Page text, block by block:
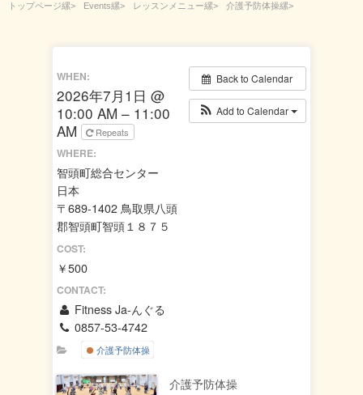
トップページ Events レッスンメニュー
介護予防体操
Back to Calendar
Add to Calendar
WHEN:
2026年7月1日 @
10:00 AM – 11:00
AM
Repeats
WHERE:
智頭町総合センター
日本
〒689-1402 鳥取県八頭
郡智頭町智頭１８７５
COST:
￥500
CONTACT:
Fitness Ja-んぐる
0857-53-4742
介護予防体操
介護予防体操